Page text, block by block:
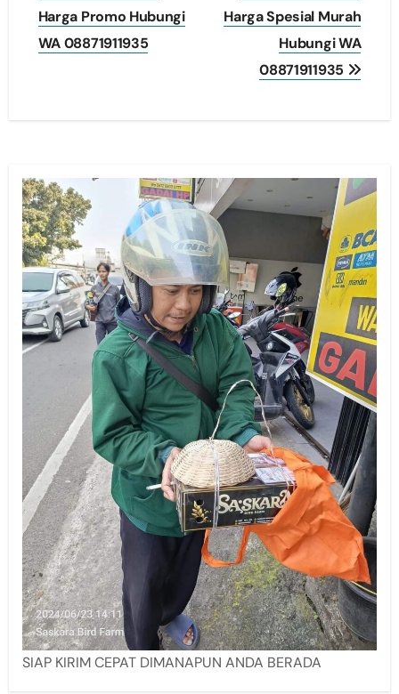
Harga Promo Hubungi
WA 08871911935
Harga Spesial Murah
Hubungi WA
08871911935
SIAP KIRIM CEPAT DIMANAPUN ANDA BERADA